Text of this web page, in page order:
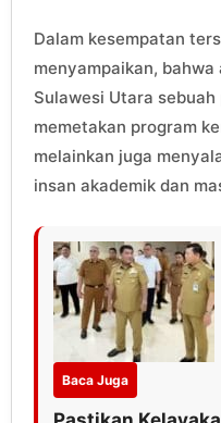
Dalam kesempatan
menyampaikan,
Sulawesi Utara
memetakan program
melainkan juga
insan akademik dan
Baca Juga